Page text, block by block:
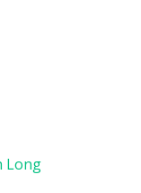
Long